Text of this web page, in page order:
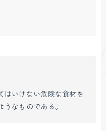
はいけない危険な食材を
なものである。